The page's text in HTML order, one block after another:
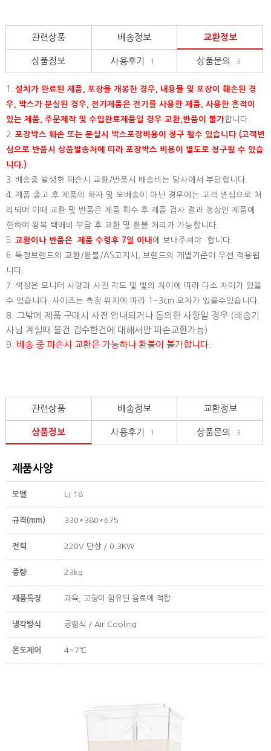
관련상품 배송정보 교환정보
상품정보 사용후기 1 상품문의 3
1. 설치가 완료된 제품, 포장을 개봉한 경우, 내용물 및 포장이 훼손된 경
우, 박스가 분실된 경우, 전기제품은 전기를 사용한 제품, 사용한 흔적이
있는 제품, 주문제작 및 수입완료제품일 경우 교환,반품이 불가합니다.
2. 포장박스 훼손 또는 분실시 박스포장비용이 청구 될수 있습니다 (고객변
심으로 반품시 상품발송처에 따라 포장박스 비용이 별도로 청구될 수 있습
니다.)
3. 배송중 발생한 파손시 교환/반품시 배송비는 당사에서 부담합니다.
4. 제품 출고 후 제품의 하자 및 오배송이 아닌 경우에는 고객 변심으로 처
리되며 이때 교환 및 반품은 제품 회수 후 제품 검사 결과 정상인 제품에
한하여 왕복 택배비 부담 후 교환 및 환불 처리가 가능합니다.
5. 교환이나 반품은 제품 수령후 7일 이내 에 보내주셔야 합니다.
6. 특정브랜드의 교환/환불/AS고지시, 브랜드의 개별기준이 우선 적용됩
니다.
7. 색상은 모니터 사양과 사진 각도 및 빛의 차이에 따라 다소 차이가 있을
수 있습니다. 사이즈는 측정 위치에 따라 1~3cm 오차가 있을수있습니다.
8. 그밖에 제품 구매시 사전 안내되거나 동의한 사항일 경우 (배송기
사님 계실때 물건 검수한건에 대해서만 파손교환가능)
9. 배송 중 파손시 교환은 가능하나 환불이 불가합니다.
관련상품 배송정보 교환정보
상품정보 사용후기 1 상품문의 3
제품사양
모델 LJ 18
규격(mm) 330*380*675
전력 220V 단상 / 0.3KW
중량 23kg
제품특징 과육, 고형이 함유된 음료에 적합
냉각방식 공랭식 / Air Cooling
온도제어 4~7℃